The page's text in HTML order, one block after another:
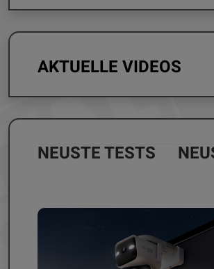
AKTUELLE VIDEOS
NEUSTE TESTS